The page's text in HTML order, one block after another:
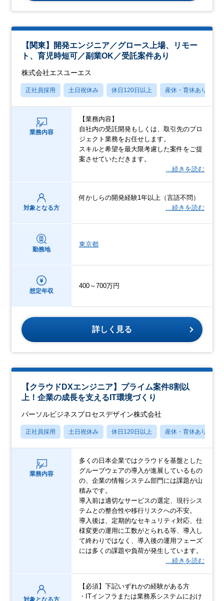
【関東】開発エンジニア／グロース上場、リモー
ト、育児時短可／副業OK／受託案件あり
株式会社エスユーエス
正社員採用 土日祝休み 休日120日以上 産休・育休あり
業務内容
【業務内容】
自社内の受託開発もしくは、取引先のプロ
ジェクト業務をお任せします。
スキルと希望を最大限考慮した案件をご提
案させていただきます。
…続きを読む
対象となる方
何かしらの開発経験1年以上（言語不問）
…続きを読む
勤務地
東京都
想定年収
400～700万円
詳しく見る
【クラウドDXエンジニア】プライム案件8割以
上！企業の成長を支えるIT環境づくり
パーソルビジネスプロセスデザイン株式会社
正社員採用 土日祝休み 休日120日以上 産休・育休あり
業務内容
多くの日本企業ではクラウドを基盤とした
グループウェアの導入が進展しているもの
の、企業の情報システム部門には課題が山
積みです。
導入前は適切なサービスの選定、現行シス
テムとの整合性や移行リスクへの不安。
導入後は、定期的なセキュリティ対応、仕
様変更の運用に工数がとられる等、導入し
て終わりではなく、導入後の運用フェーズ
には多くの課題や負荷が発生しています。
…続きを読む
対象となる方
【必須】下記いずれかの経験がある方
・ITインフラまたは業務系システムにおけ